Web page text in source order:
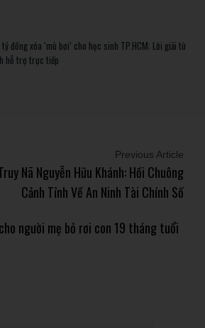
đồng xóa ‘mù bơi’ cho học sinh TP.HCM: Lời giải từ
hỗ trợ trực tiếp
Previous Article
Nã Nguyễn Hữu Khánh: Hồi Chuông
Cảnh Tỉnh Về An Ninh Tài Chính Số
người mẹ bỏ rơi con 19 tháng tuổi